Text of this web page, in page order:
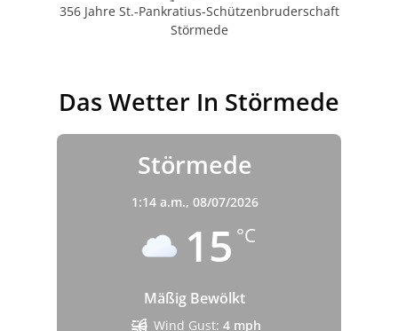
356 Jahre St.-Pankratius-Schützenbruderschaft
Störmede
Das Wetter In Störmede
Störmede
1:14 a.m., 08/07/2026
15 °C
Mäßig Bewölkt
Wind Gust: 4 mph